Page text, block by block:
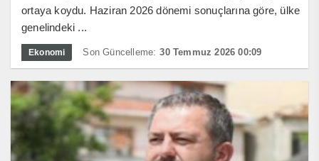
ortaya koydu. Haziran 2026 dönemi sonuçlarına göre, ülke
genelindeki ...
Ekonomi Son Güncelleme: 30 Temmuz 2026 00:09